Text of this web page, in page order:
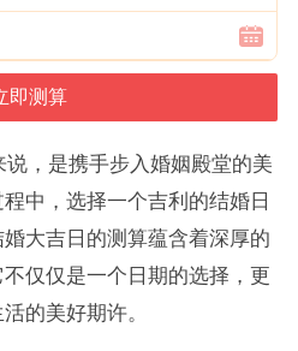
，是携手步入婚姻殿堂的美
中，选择一个吉利的结婚日
大吉日的测算蕴含着深厚的
仅仅是一个日期的选择，更
的美好期许。